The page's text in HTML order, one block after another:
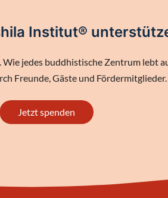
Institut®
jedes buddhistische Zentrum lebt
Freunde, Gäste und Fördermitglieder.
Jetzt spenden